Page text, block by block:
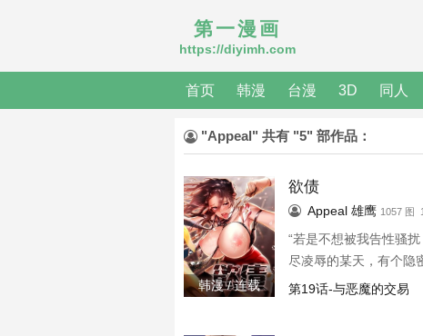
第一漫画
https://diyimh.com
首页 韩漫 台漫 3D 同人
"Appeal" 共有 "5" 部作品：
韩漫 / 连载
欲债
Appeal 雄鹰 1057 图
“若是不想被我告性骚
尽凌辱的某天，有个
第19话-与恶魔的交易